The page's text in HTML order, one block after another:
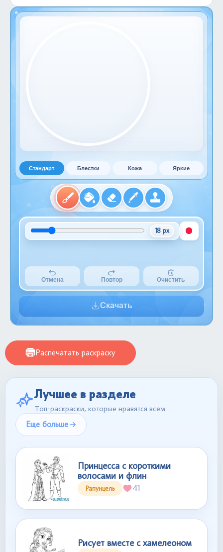
Стандарт Блестки Кожа Яркие
18 px
Отмена Повтор Очистить
Скачать
Распечатать раскраску
Лучшее в разделе
Топ-раскраски, которые нравятся всем
Еще больше
Принцесса с короткими
волосами и флин
Рапунцель 41
Рисует вместе с хамелеоном